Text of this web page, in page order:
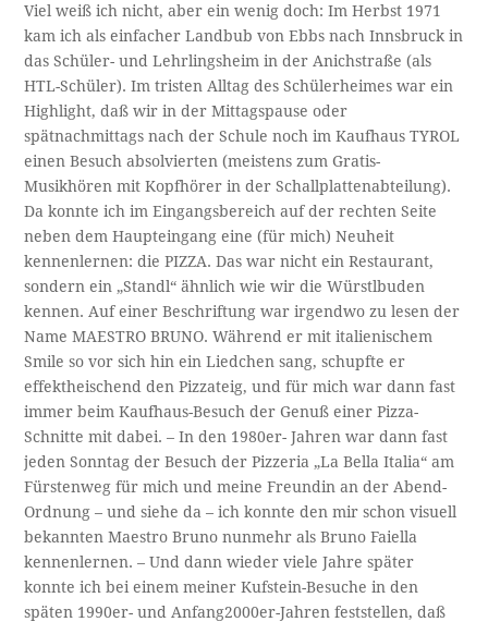
Viel weiß ich nicht, aber ein wenig doch: Im Herbst 1971
kam ich als einfacher Landbub von Ebbs nach Innsbruck in
das Schüler- und Lehrlingsheim in der Anichstraße (als
HTL-Schüler). Im tristen Alltag des Schülerheimes war ein
Highlight, daß wir in der Mittagspause oder
spätnachmittags nach der Schule noch im Kaufhaus TYROL
einen Besuch absolvierten (meistens zum Gratis-
Musikhören mit Kopfhörer in der Schallplattenabteilung).
Da konnte ich im Eingangsbereich auf der rechten Seite
neben dem Haupteingang eine (für mich) Neuheit
kennenlernen: die PIZZA. Das war nicht ein Restaurant,
sondern ein „Standl“ ähnlich wie wir die Würstlbuden
kennen. Auf einer Beschriftung war irgendwo zu lesen der
Name MAESTRO BRUNO. Während er mit italienischem
Smile so vor sich hin ein Liedchen sang, schupfte er
effektheischend den Pizzateig, und für mich war dann fast
immer beim Kaufhaus-Besuch der Genuß einer Pizza-
Schnitte mit dabei. – In den 1980er- Jahren war dann fast
jeden Sonntag der Besuch der Pizzeria „La Bella Italia“ am
Fürstenweg für mich und meine Freundin an der Abend-
Ordnung – und siehe da – ich konnte den mir schon visuell
bekannten Maestro Bruno nunmehr als Bruno Faiella
kennenlernen. – Und dann wieder viele Jahre später
konnte ich bei einem meiner Kufstein-Besuche in den
späten 1990er- und Anfang2000er-Jahren feststellen, daß